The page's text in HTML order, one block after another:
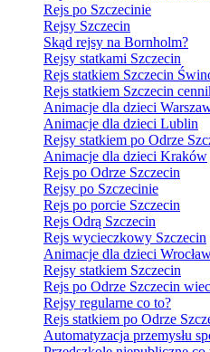
Rejs po Szczecinie
Rejsy Szczecin
Skąd rejsy na Bornholm?
Rejsy statkami Szczecin
Rejs statkiem Szczecin
Rejs statkiem Szczecin
Animacje dla dzieci
Animacje dla dzieci Lublin
Rejsy statkiem po Odrze
Animacje dla dzieci Kraków
Rejs po Odrze Szczecin
Rejsy po Szczecinie
Rejs po porcie Szczecin
Rejs Odrą Szczecin
Rejs wycieczkowy Szczecin
Animacje dla dzieci
Rejsy statkiem Szczecin
Rejs po Odrze Szczecin
Rejsy regularne co to?
Rejs statkiem po Odrze
Automatyzacja przemysłu